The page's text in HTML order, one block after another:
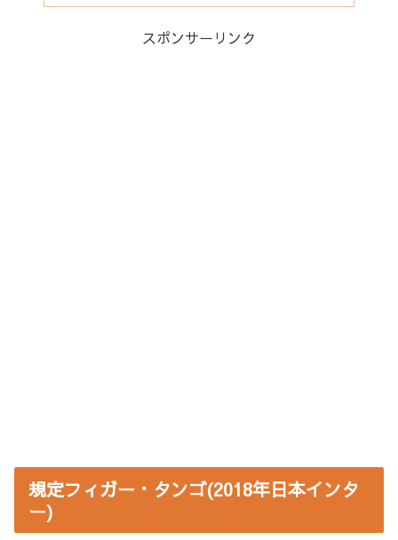
スポンサーリンク
規定フィガー・タンゴ(2018年日本インタ
ー)